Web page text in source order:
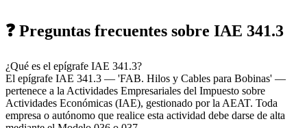
❓ Preguntas frecuentes sobre IAE 341.3
¿Qué es el epígrafe IAE 341.3?
El epígrafe IAE 341.3 — 'FAB. Hilos y Cables para Bobinas' —
pertenece a la Actividades Empresariales del Impuesto sobre
Actividades Económicas (IAE), gestionado por la AEAT. Toda
empresa o autónomo que realice esta actividad debe darse de alta